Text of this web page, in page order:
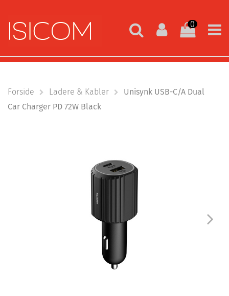
0
Forside Ladere & Kabler
Unisynk USB-C/A Dual
Car Charger PD 72W Black